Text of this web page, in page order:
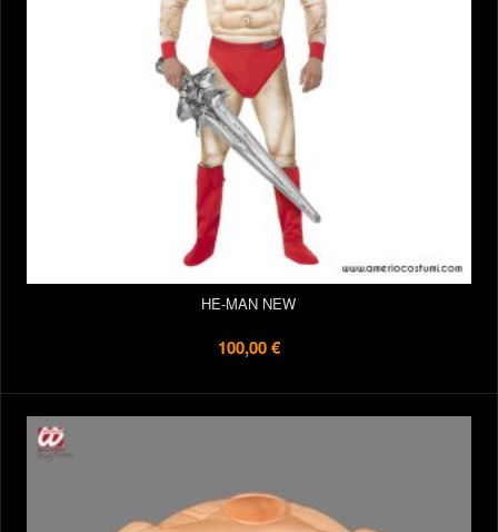
HE-MAN NEW
100,00 €